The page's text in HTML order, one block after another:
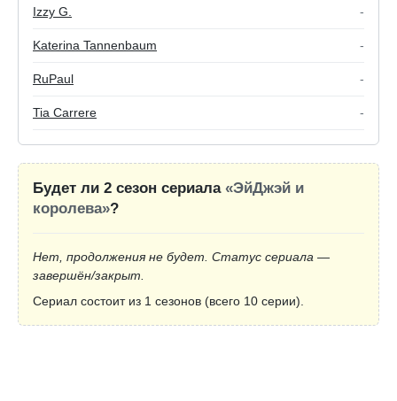
Izzy G. -
Katerina Tannenbaum -
RuPaul -
Tia Carrere -
Будет ли 2 сезон сериала «ЭйДжэй и
королева»?
Нет, продолжения не будет. Статус сериала —
завершён/закрыт.
Сериал состоит из 1 сезонов (всего 10 серии).